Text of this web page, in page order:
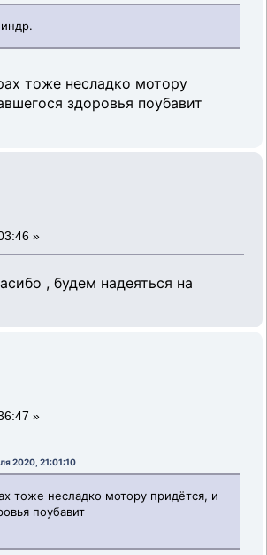
тоже несладко мотору
здоровья поубавит
»
, будем надеяться на
»
2020, 21:01:10
тоже несладко мотору придётся, и
поубавит